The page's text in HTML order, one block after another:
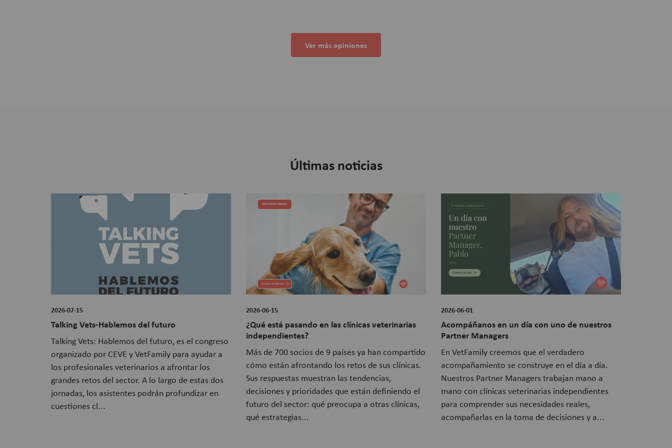
Ver más opiniones
Últimas noticias
2026-07-15
Talking Vets-Hablemos del futuro
Talking Vets: Hablemos del futuro, es el congreso
organizado por CEVE y VetFamily para ayudar a
los profesionales veterinarios a afrontar los
grandes retos del sector. A lo largo de estas dos
jornadas, los asistentes podrán profundizar en
cuestiones cl...
2026-06-15
¿Qué está pasando en las clínicas veterinarias
independientes?
Más de 700 socios de 9 países ya han compartido
cómo están afrontando los retos de sus clínicas.
Sus respuestas muestran las tendencias,
decisiones y prioridades que están definiendo el
futuro del sector: qué preocupa a otras clínicas,
qué estrategias...
2026-06-01
Acompáñanos en un día con uno de nuestros
Partner Managers
En VetFamily creemos que el verdadero
acompañamiento se construye en el día a día.
Nuestros Partner Managers trabajan mano a
mano con clínicas veterinarias independientes
para comprender sus necesidades reales,
acompañarlas en la toma de decisiones y a...